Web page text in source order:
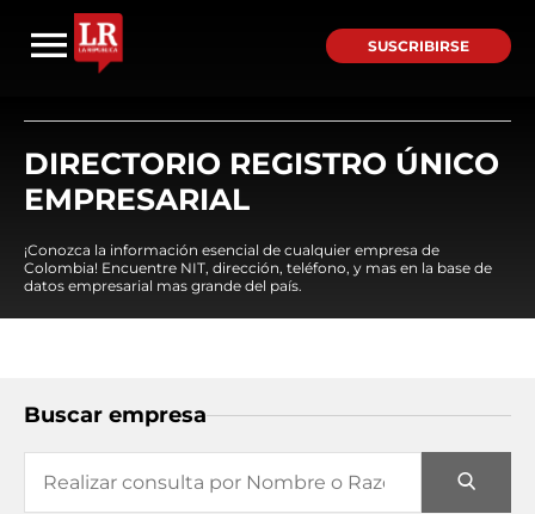
SUSCRIBIRSE
DIRECTORIO REGISTRO ÚNICO
EMPRESARIAL
¡Conozca la información esencial de cualquier empresa de
Colombia! Encuentre NIT, dirección, teléfono, y mas en la base de
datos empresarial mas grande del país.
Buscar empresa